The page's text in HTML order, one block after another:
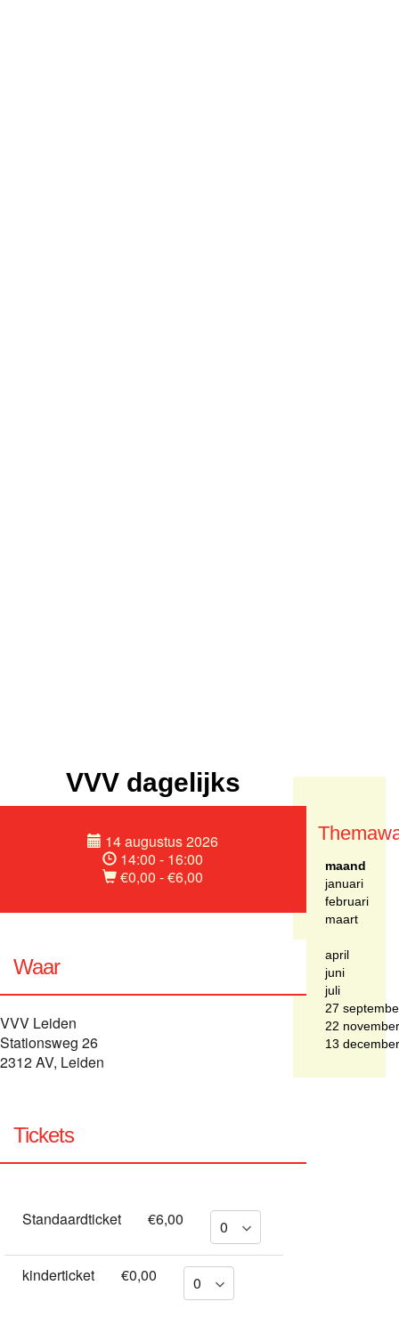
VVV dagelijks
14 augustus 2026
14:00 - 16:00
€0,00 - €6,00
Waar
VVV Leiden
Stationsweg 26
2312 AV, Leiden
Tickets
Standaardticket €6,00
kinderticket €0,00
maand
januari
februari
maart
april
juni
juli
27
22 november
13 december